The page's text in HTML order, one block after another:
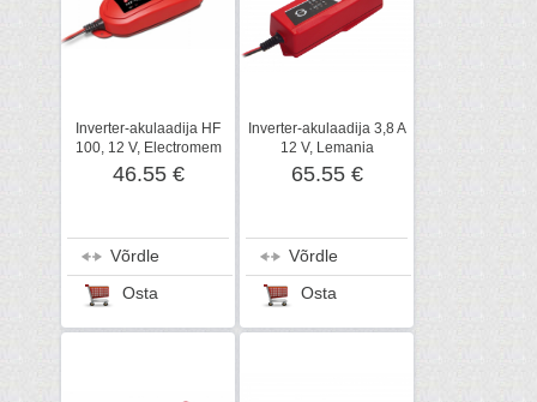
Inverter-akulaadija HF
100, 12 V, Electromem
46.55 €
Võrdle
Osta
Inverter-akulaadija 3,8 A
12 V, Lemania
65.55 €
Võrdle
Osta